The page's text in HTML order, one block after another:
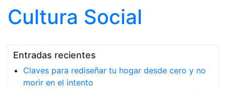
Cultura Social
Entradas recientes
Claves para rediseñar tu hogar desde cero y no
morir en el intento